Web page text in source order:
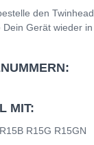
den
Gerät wieder
MIT:
R15G R15GN